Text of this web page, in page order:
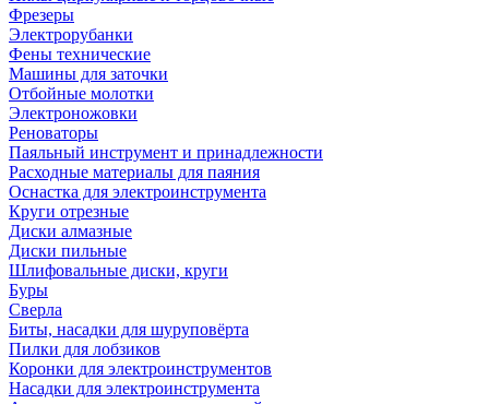
Фрезеры
Электрорубанки
Фены технические
Машины для заточки
Отбойные молотки
Электроножовки
Реноваторы
Паяльный инструмент и принадлежности
Расходные материалы для паяния
Оснастка для электроинструмента
Круги отрезные
Диски алмазные
Диски пильные
Шлифовальные диски, круги
Буры
Сверла
Биты, насадки для шуруповёрта
Пилки для лобзиков
Коронки для электроинструментов
Насадки для электроинструмента